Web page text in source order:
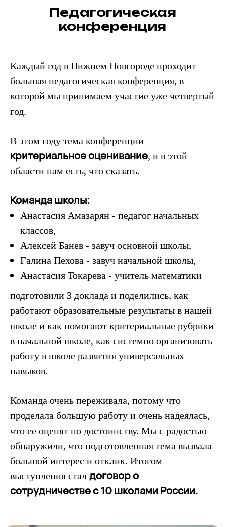
Педагогическая
конференция
Каждый год в Нижнем Новгороде проходит
большая педагогическая конференция, в
которой мы принимаем участие уже четвертый
год.
В этом году тема конференции —
критериальное оценивание, и в этой
области нам есть, что сказать.
Команда школы:
Анастасия Амазарян - педагог начальных
классов,
Алексей Банев - завуч основной школы,
Галина Пехова - завуч начальной школы,
Анастасия Токарева - учитель математики
подготовили 3 доклада и поделились, как
работают образовательные результаты в нашей
школе и как помогают критериальные рубрики
в начальной школе, как системно организовать
работу в школе развития универсальных
навыков.
Команда очень переживала, потому что
проделала большую работу и очень надеялась,
что ее оценят по достоинству. Мы с радостью
обнаружили, что подготовленная тема вызвала
большой интерес и отклик. Итогом
выступления стал договор о
сотрудничестве с 10 школами России.